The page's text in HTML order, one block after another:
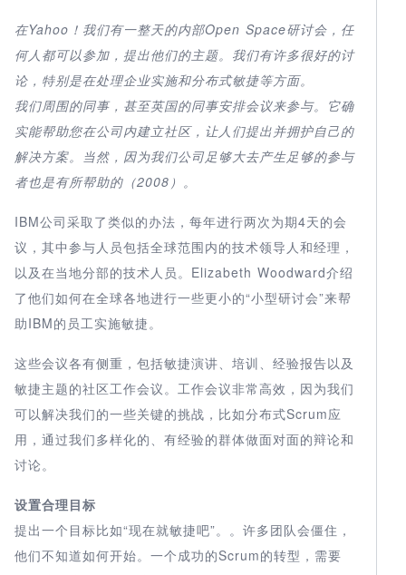
在Yahoo！我们有一整天的内部Open Space研讨会，任
何人都可以参加，提出他们的主题。我们有许多很好的讨
论，特别是在处理企业实施和分布式敏捷等方面。
我们周围的同事，甚至英国的同事安排会议来参与。它确
实能帮助您在公司内建立社区，让人们提出并拥护自己的
解决方案。当然，因为我们公司足够大去产生足够的参与
者也是有所帮助的（2008）。
IBM公司采取了类似的办法，每年进行两次为期4天的会
议，其中参与人员包括全球范围内的技术领导人和经理，
以及在当地分部的技术人员。Elizabeth Woodward介绍
了他们如何在全球各地进行一些更小的“小型研讨会”来帮
助IBM的员工实施敏捷。
这些会议各有侧重，包括敏捷演讲、培训、经验报告以及
敏捷主题的社区工作会议。工作会议非常高效，因为我们
可以解决我们的一些关键的挑战，比如分布式Scrum应
用，通过我们多样化的、有经验的群体做面对面的辩论和
讨论。
设置合理目标
提出一个目标比如“现在就敏捷吧”。。许多团队会僵住，
他们不知道如何开始。一个成功的Scrum的转型，需要